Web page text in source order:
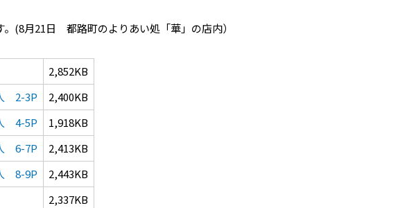
(8月21日 都路町のよりあい処「華」の店内）
2,852KB
2-3P
2,400KB
4-5P
1,918KB
6-7P
2,413KB
8-9P
2,443KB
2,337KB